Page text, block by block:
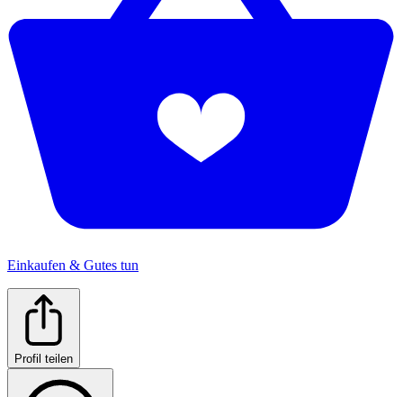
Einkaufen & Gutes tun
Profil teilen